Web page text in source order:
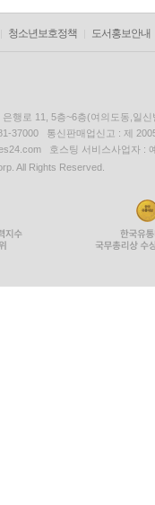
청소년보호정책 도서홍보안내
행로 11, 5층~6층(여의도동,일신
37000 통신판매업신고 : 제
호스팅 서비스사업자 :
All Rights Reserved.